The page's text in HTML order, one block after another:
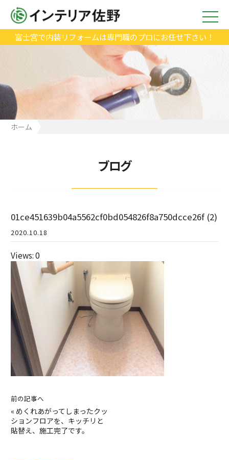
富士宮で内装リフォームは専門職のプロにお任せ下さい！
ホーム
ブログ
01ce451639b04a5562cf0bd054826f8a750dcce26f (2)
2020.10.18
Views: 0
前の記事へ
« めくれあがってしまったクッ
ションフロアを、キッチリと
貼替え、施工完了です。